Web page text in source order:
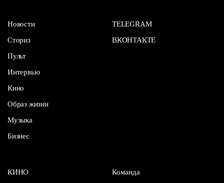
Новости
Сториз
Пульт
Интервью
Кино
Образ жизни
Музыка
Бизнес
TELEGRAM
ВКОНТАКТЕ
КИНО
Команда